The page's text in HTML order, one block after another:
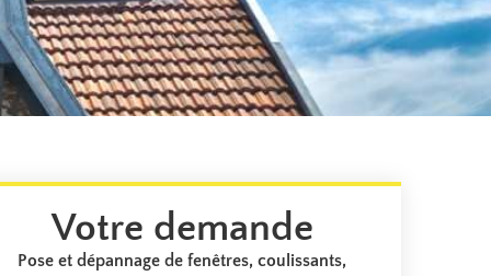
Votre demande
Pose et dépannage de fenêtres, coulissants,